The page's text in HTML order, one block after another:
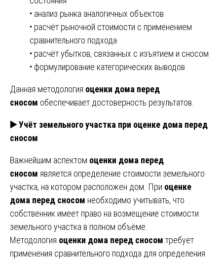
• анализ рынка аналогичных объектов
• расчёт рыночной стоимости с применением
сравнительного подхода
• расчёт убытков, связанных с изъятием и сносом
• формулирование категорических выводов
Данная методология оценки дома перед
сносом обеспечивает достоверность результатов.
▶️ Учёт земельного участка при оценке дома перед
сносом
Важнейшим аспектом оценки дома перед
сносом является определение стоимости земельного
участка, на котором расположен дом. При оценке
дома перед сносом необходимо учитывать, что
собственник имеет право на возмещение стоимости
земельного участка в полном объёме.
Методология оценки дома перед сносом требует
применения сравнительного подхода для определения